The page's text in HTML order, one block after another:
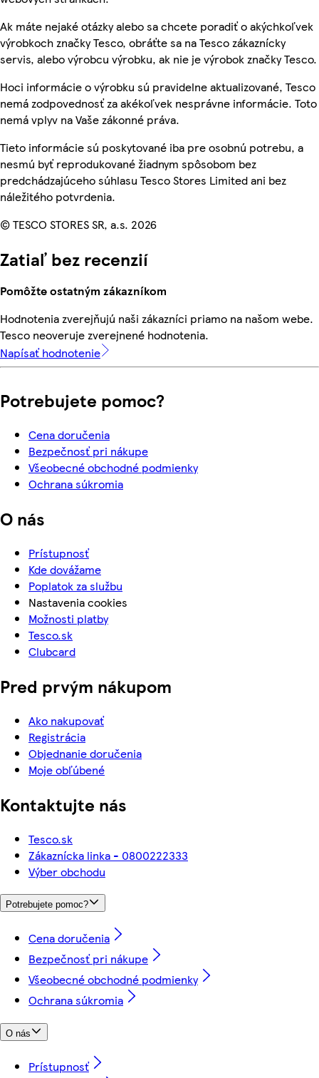
Ak máte nejaké otázky alebo sa chcete poradiť o akýchkoľvek
výrobkoch značky Tesco, obráťte sa na Tesco zákaznícky
servis, alebo výrobcu výrobku, ak nie je výrobok značky Tesco.
Hoci informácie o výrobku sú pravidelne aktualizované, Tesco
nemá zodpovednosť za akékoľvek nesprávne informácie. Toto
nemá vplyv na Vaše zákonné práva.
Tieto informácie sú poskytované iba pre osobnú potrebu, a
nesmú byť reprodukované žiadnym spôsobom bez
predchádzajúceho súhlasu Tesco Stores Limited ani bez
náležitého potvrdenia.
© TESCO STORES SR, a.s. 2026
Zatiaľ bez recenzií
Pomôžte ostatným zákazníkom
Hodnotenia zverejňujú naši zákazníci priamo na našom webe.
Tesco neoveruje zverejnené hodnotenia.
Napísať hodnotenie
Potrebujete pomoc?
Cena doručenia
Bezpečnosť pri nákupe
Všeobecné obchodné podmienky
Ochrana súkromia
O nás
Prístupnosť
Kde dovážame
Poplatok za službu
Nastavenia cookies
Možnosti platby
Tesco.sk
Clubcard
Pred prvým nákupom
Ako nakupovať
Registrácia
Objednanie doručenia
Moje obľúbené
Kontaktujte nás
Tesco.sk
Zákaznícka linka - 0800222333
Výber obchodu
Potrebujete pomoc?
Cena doručenia
Bezpečnosť pri nákupe
Všeobecné obchodné podmienky
Ochrana súkromia
O nás
Prístupnosť